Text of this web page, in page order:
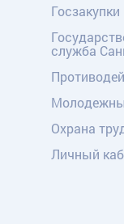
Госзакупки
служба
Охрана
Личный